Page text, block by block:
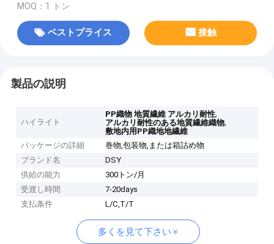
MOQ：1 トン
ベストプライス 接触
製品の説明
ハイライト
PP織物 地質繊維 アルカリ耐性,
アルカリ耐性のある地質繊維織物,
敷地内用PP織地地繊維
パッケージの詳細
巻物,包装物,または箱詰め物
ブランド名
DSY
供給の能力
300トン/月
受渡し時間
7-20days
支払条件
L/C,T/T
多くを見て下さい